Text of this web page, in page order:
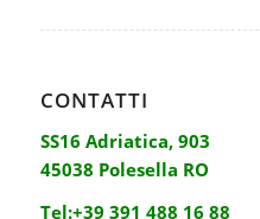
CONTATTI
SS16 Adriatica, 903
45038 Polesella RO
Tel:+39 391 488 16 88